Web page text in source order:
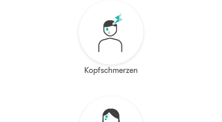
Kopfschmerzen